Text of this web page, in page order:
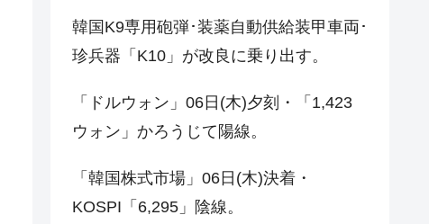
韓国K9専用砲弾･装薬自動供給装甲車両･
珍兵器「K10」が改良に乗り出す。
「ドルウォン」06日(木)夕刻・「1,423
ウォン」かろうじて陽線。
「韓国株式市場」06日(木)決着・
KOSPI「6,295」陰線。